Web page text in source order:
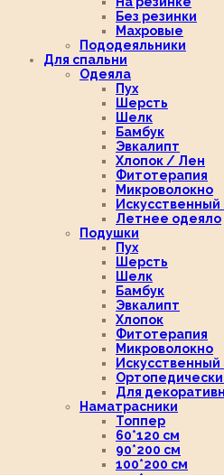
Без резинки
Махровые
Пододеяльники
Для спальни
Одеяла
Пух
Шерсть
Шелк
Бамбук
Эвкалипт
Хлопок / Лен
Фитотерапия
Микроволокно
Искусственный
Летнее одеяло
Подушки
Пух
Шерсть
Шелк
Бамбук
Эвкалипт
Хлопок
Фитотерапия
Микроволокно
Искусственный
Для
Наматрасники
Топпер
60*120 см
90*200 см
100*200 см